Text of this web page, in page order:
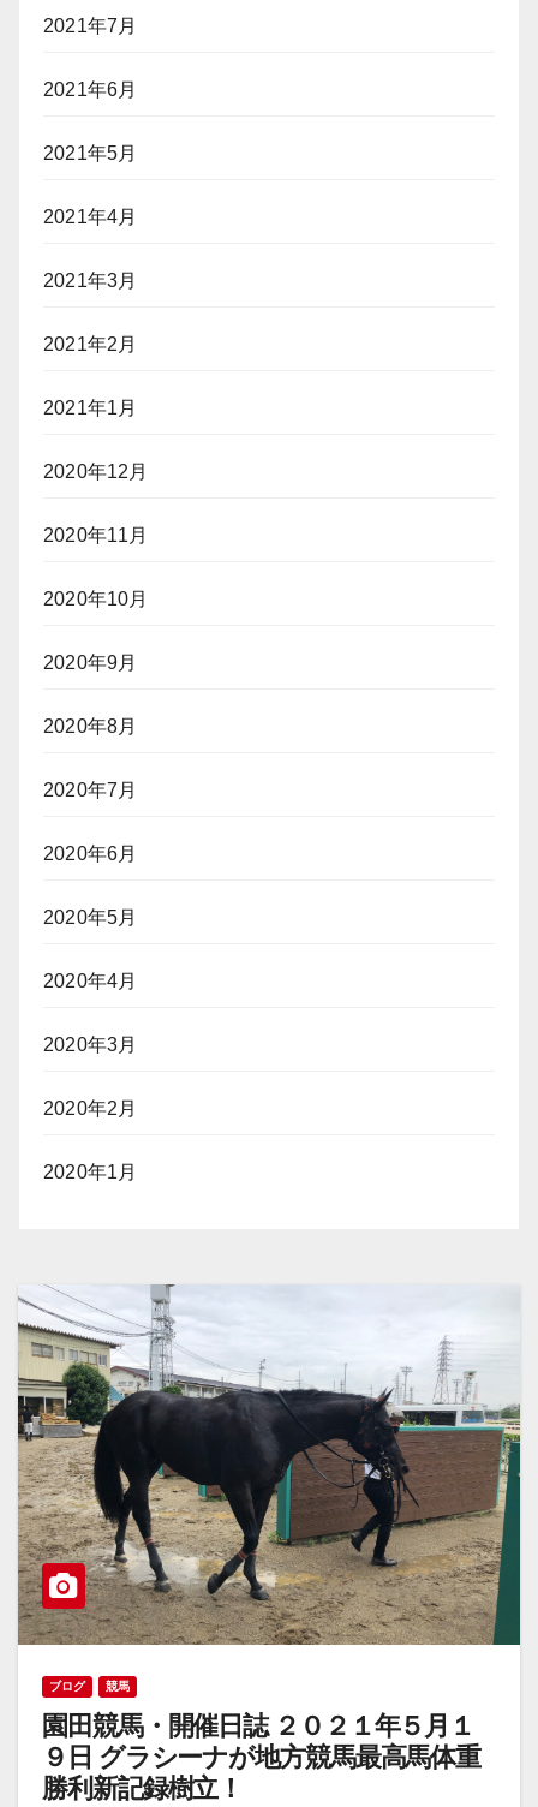
2021年7月
2021年6月
2021年5月
2021年4月
2021年3月
2021年2月
2021年1月
2020年12月
2020年11月
2020年10月
2020年9月
2020年8月
2020年7月
2020年6月
2020年5月
2020年4月
2020年3月
2020年2月
2020年1月
ブログ 競馬
園田競馬・開催日誌 ２０２１年５月１
９日 グラシーナが地方競馬最高馬体重
勝利新記録樹立！